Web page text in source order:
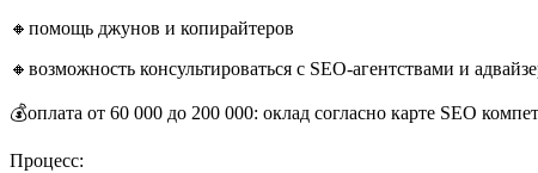
🔸помощь джунов и копирайтеров
🔸возможность консультироваться с SEO-агентствами и
💰оплата от 60 000 до 200 000: оклад согласно карте SEO
Процесс: